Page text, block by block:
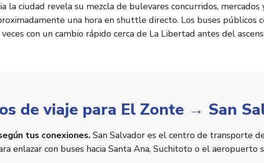
la ciudad revela su mezcla de bulevares concurridos,
una hora en shuttle directo. Los buses públicos
con un cambio rápido cerca de La Libertad antes del
de viaje para El Zonte → San
tus conexiones. San Salvador es el centro de transporte
enlazar con buses hacia Santa Ana, Suchitoto o el aeropuerto